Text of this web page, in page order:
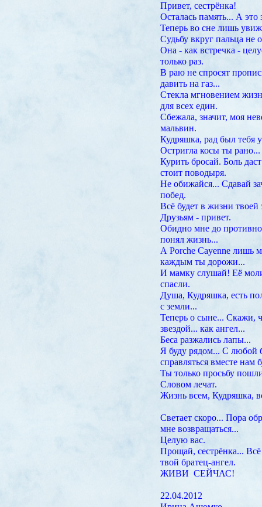
Привет, сестрёнка!
Осталась память... А
Теперь во сне лишь
Судьбу вкруг пальца не
Она - как встречка -
только раз.
В раю не спросят
давить на газ...
Стекла мгновением
для всех един.
Сбежала, значит, моя
мальвин.
Кудряшка, рад был тебя
Остригла косы ты рано...
Курить бросай. Боль
стоит поводыря.
Не обижайся... Сдавай
побед.
Всё будет в жизни
Друзьям - привет.
Обидно мне до
понял жизнь...
А Porche Cayenne лишь
каждым ты дорожи...
И мамку слушай! Её
спасли.
Душа, Кудряшка, есть
с земли...
Теперь о сыне... Скажи,
звездой... как ангел...
Беса разжались лапы...
Я буду рядом... С любой
справляться вместе нам
Ты только просьбу
Словом лечат.
Жизнь всем, Кудряшка,
Светает скоро... Пора
мне возвращаться...
Целую вас.
Прощай, сестрёнка... Всё
твой братец-ангел.
ЖИВИ СЕЙЧАС!
22.04.2012